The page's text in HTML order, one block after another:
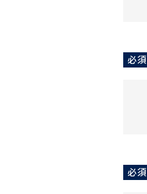
必須
必須